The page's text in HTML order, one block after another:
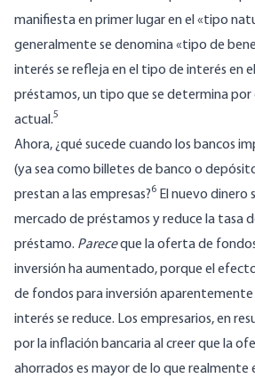
manifiesta en primer lugar en el «tipo
generalmente se denomina «tipo de
interés se refleja en el tipo de interés en
préstamos, un tipo que se determina
actual.5
Ahora, ¿qué sucede cuando los bancos
(ya sea como billetes de banco o
prestan a las empresas?6 El nuevo dinero
mercado de préstamos y reduce la tasa
préstamo. Pareceque la oferta de
inversión ha aumentado, porque el
de fondos para inversión
interés se reduce. Los empresarios, en
por la inflación bancaria al creer que la
ahorrados es mayor de lo que realmente